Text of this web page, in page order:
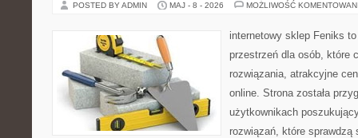
POSTED BY ADMIN MAJ - 8 - 2026 MOŻLIWOŚĆ
internetowy sklep Feniks
przestrzeń dla osób, które
rozwiązania, atrakcyjne
online. Strona została
użytkownikach
rozwiązań, które sprawdzą